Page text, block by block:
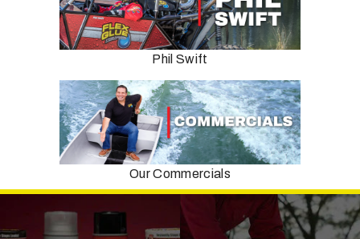
Phil Swift
Our Commercials